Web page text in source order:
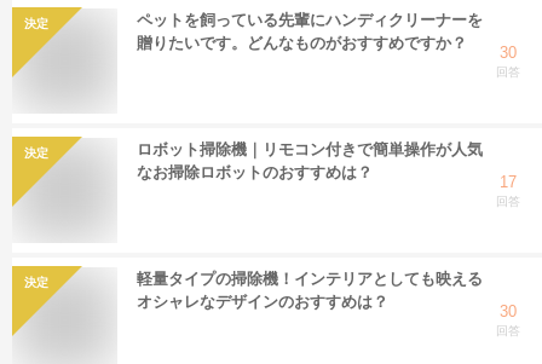
決定
ペットを飼っている先輩にハンディクリーナーを
贈りたいです。どんなものがおすすめですか？
30
回答
決定
ロボット掃除機｜リモコン付きで簡単操作が人気
なお掃除ロボットのおすすめは？
17
回答
決定
軽量タイプの掃除機！インテリアとしても映える
オシャレなデザインのおすすめは？
30
回答